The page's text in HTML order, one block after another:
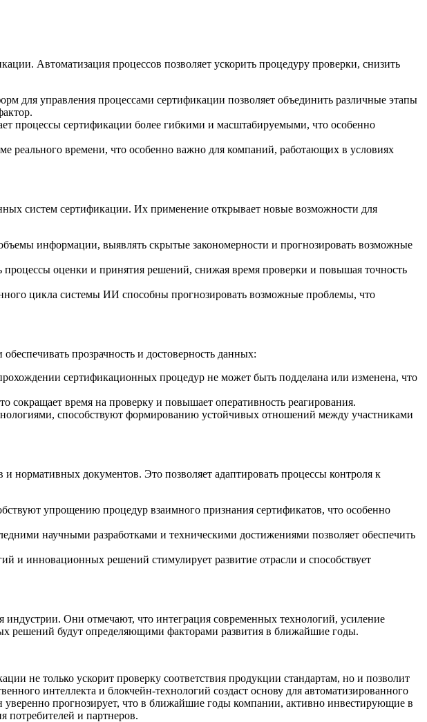
Автоматизация процессов позволяет ускорить процедуру проверки, снизить
для управления процессами сертификации позволяет объединить различные этапы
процессы сертификации более гибкими и масштабируемыми, что особенно
реального времени, что особенно важно для компаний, работающих в условиях
систем сертификации. Их применение открывает новые возможности для
информации, выявлять скрытые закономерности и прогнозировать возможные
процессы оценки и принятия решений, снижая время проверки и повышая точность
цикла системы ИИ способны прогнозировать возможные проблемы, что
прозрачность и достоверность данных:
сертификационных процедур не может быть подделана или изменена, что
сокращает время на проверку и повышает оперативность реагирования.
способствуют формированию устойчивых отношений между участниками
нормативных документов. Это позволяет адаптировать процессы контроля к
упрощению процедур взаимного признания сертификатов, что особенно
научными разработками и техническими достижениями позволяет обеспечить
и инновационных решений стимулирует развитие отрасли и способствует
Они отмечают, что интеграция современных технологий, усиление
решений будут определяющими факторами развития в ближайшие годы.
не только ускорит проверку соответствия продукции стандартам, но и позволит
интеллекта и блокчейн-технологий создаст основу для автоматизированного
уверенно прогнозирует, что в ближайшие годы компании, активно инвестирующие в
потребителей и партнеров.